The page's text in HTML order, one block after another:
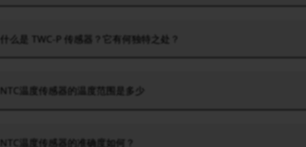
什么是 TWC-P 传感器？它有何独特之处？
NTC温度传感器的温度范围是多少
NTC温度传感器的准确度如何？